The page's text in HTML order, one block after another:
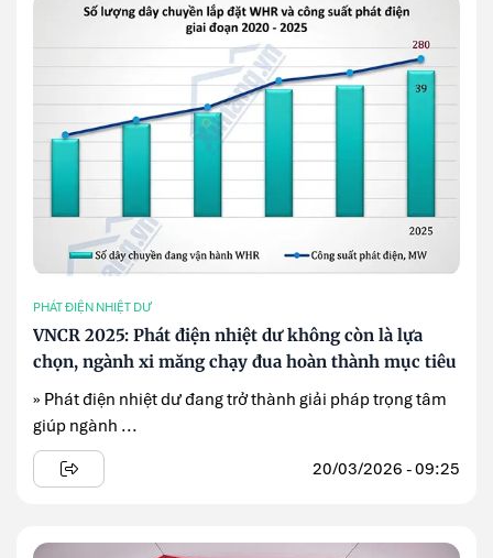
PHÁT ĐIỆN NHIỆT DƯ
VNCR 2025: Phát điện nhiệt dư không còn là lựa
chọn, ngành xi măng chạy đua hoàn thành mục tiêu
» Phát điện nhiệt dư đang trở thành giải pháp trọng tâm
giúp ngành ...
20/03/2026 - 09:25